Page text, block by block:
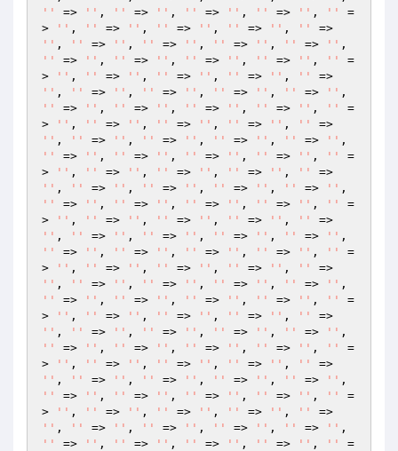
''
=> '' , '' => '' , '' => '' , '' => '' , ''
=
>
'' , '' => '' , '' => '' , '' => '' , ''
'' , '' => '' , '' => '' , '' => '' , '' => ''
''
=> '' , '' => '' , '' => '' , '' => '' , ''
=
>
'' , '' => '' , '' => '' , '' => '' , ''
'' , '' => '' , '' => '' , '' => '' , '' => ''
''
=> '' , '' => '' , '' => '' , '' => '' , ''
=
>
'' , '' => '' , '' => '' , '' => '' , ''
'' , '' => '' , '' => '' , '' => '' , '' => ''
''
=> '' , '' => '' , '' => '' , '' => '' , ''
=
>
'' , '' => '' , '' => '' , '' => '' , ''
'' , '' => '' , '' => '' , '' => '' , '' => ''
''
=> '' , '' => '' , '' => '' , '' => '' , ''
=
>
'' , '' => '' , '' => '' , '' => '' , ''
'' , '' => '' , '' => '' , '' => '' , '' => ''
''
=> '' , '' => '' , '' => '' , '' => '' , ''
=
>
'' , '' => '' , '' => '' , '' => '' , ''
'' , '' => '' , '' => '' , '' => '' , '' => ''
''
=> '' , '' => '' , '' => '' , '' => '' , ''
=
>
'' , '' => '' , '' => '' , '' => '' , ''
'' , '' => '' , '' => '' , '' => '' , '' => ''
''
=> '' , '' => '' , '' => '' , '' => '' , ''
=
>
'' , '' => '' , '' => '' , '' => '' , ''
'' , '' => '' , '' => '' , '' => '' , '' => ''
''
=> '' , '' => '' , '' => '' , '' => '' , ''
=
>
'' , '' => '' , '' => '' , '' => '' , ''
'' , '' => '' , '' => '' , '' => '' , '' => ''
''
=> '' , '' => '' , '' => '' , '' => '' , ''
=